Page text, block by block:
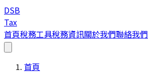
DSB
Tax
首頁稅務工具稅務資訊關於我們聯絡我們
首頁